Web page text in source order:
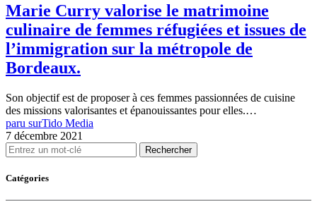
Marie Curry valorise le matrimoine
culinaire de femmes réfugiées et issues de
l’immigration sur la métropole de
Bordeaux.
Son objectif est de proposer à ces femmes passionnées de cuisine
des missions valorisantes et épanouissantes pour elles.…
paru surTido Media
7 décembre 2021
Rechercher
Catégories